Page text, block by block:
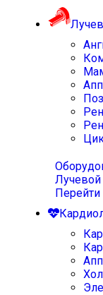
Лучевой
Перейти